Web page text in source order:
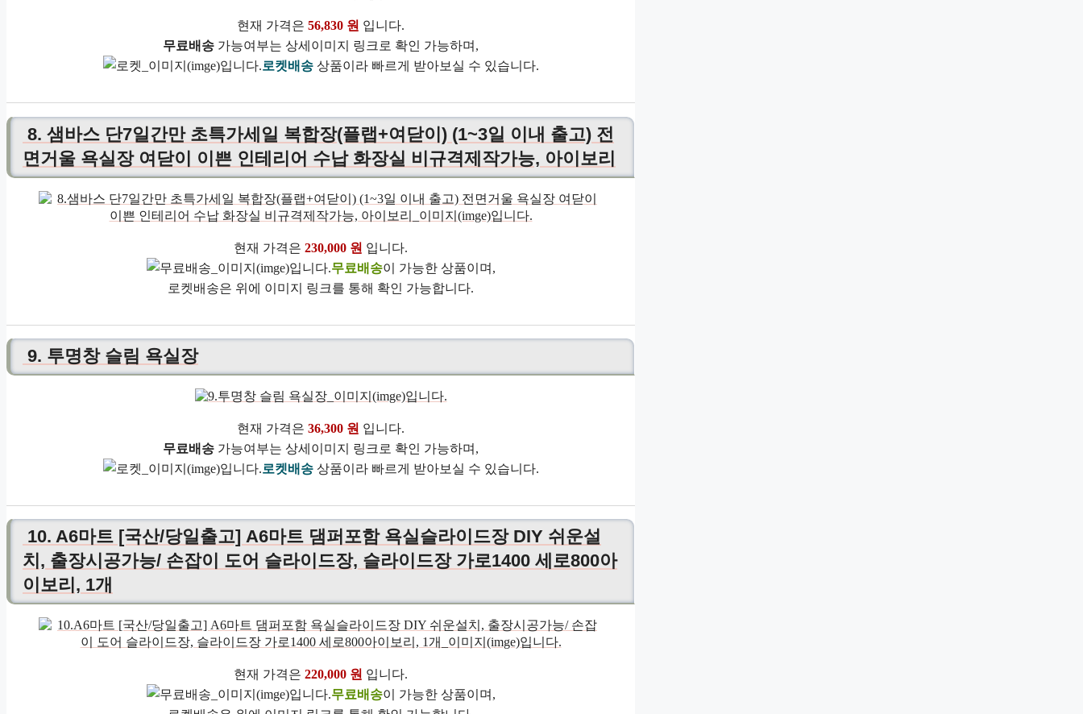
현재 가격은 56,830 원 입니다.
무료배송 가능여부는 상세이미지 링크로 확인 가능하며,
로켓배송상품이라 빠르게 받아보실 수 있습니다.
8. 샘바스 단7일간만 초특가세일 복합장(플랩+여닫이) (1~3일 이내 출고) 전
면거울 욕실장 여닫이 이쁜 인테리어 수납 화장실 비규격제작가능, 아이보리
현재 가격은 230,000 원 입니다.
무료배송이 가능한 상품이며,
로켓배송은 위에 이미지 링크를 통해 확인 가능합니다.
9. 투명창 슬림 욕실장
현재 가격은 36,300 원 입니다.
무료배송 가능여부는 상세이미지 링크로 확인 가능하며,
로켓배송상품이라 빠르게 받아보실 수 있습니다.
10. A6마트 [국산/당일출고] A6마트 댐퍼포함 욕실슬라이드장 DIY 쉬운설
치, 출장시공가능/ 손잡이 도어 슬라이드장, 슬라이드장 가로1400 세로800아
이보리, 1개
현재 가격은 220,000 원 입니다.
무료배송이 가능한 상품이며,